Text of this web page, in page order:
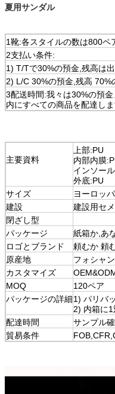
夏用サンダル
1靴:各スタイルの数は800ペ
2支払い条件:
1) T/Tで30%の預金,残高は
2) L/C 30%の預金,残高 70%
3配送時間:我々は30%の預
内にすべての商品を配達しま
主要資料
上部:PU
内部内膜
インソー
外底:PU
サイズ
ヨーロッ
建設
建設用セ
閉ざし型
パッケージ
紙箱か,あ
ロゴとブランド
頼むか 頼
原産地
フォシャ
カスタマイズ
MOQ
120ペア
パッケージの詳細1) パリバ
2) 内箱に
配達時間
サンプル
貿易条件